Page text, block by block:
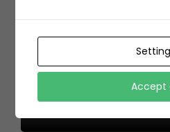
RHOA2357، 2357 شارع شداد بن أوس، 8933، حي العليا، الرياض
Accept